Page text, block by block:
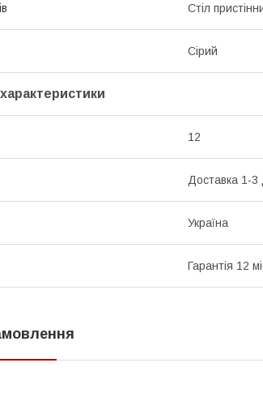
Стіл
Сірий
12
Доставка 1-3
Україна
Гарантія 12